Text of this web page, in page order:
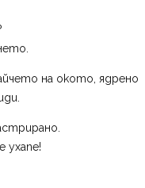
на окото, ядрено
ухапе!